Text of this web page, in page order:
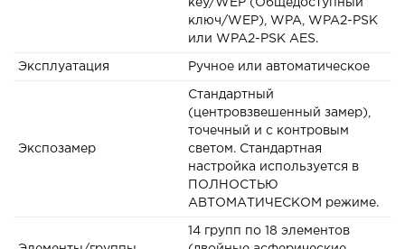
key/WEP (Общедоступный
ключ/WEP), WPA, WPA2-PSK
или WPA2-PSK AES.
Эксплуатация Ручное или автоматическое
Экспозамер
Стандартный
(центровзвешенный замер),
точечный и с контровым
светом. Стандартная
настройка используется в
ПОЛНОСТЬЮ
АВТОМАТИЧЕСКОМ режиме.
14 групп по 18 элементов